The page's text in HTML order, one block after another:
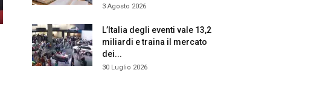
3 Agosto 2026
L’Italia degli eventi vale 13,2
miliardi e traina il mercato
dei...
30 Luglio 2026